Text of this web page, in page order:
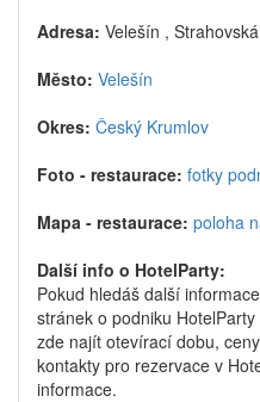
Adresa: Velešín ,
Město: Velešín
Okres: Český Krumlov
Foto - restaurace: fotky
Mapa - restaurace: poloha
Další info o HotelParty:
Pokud hledáš další
stránek o podniku HotelParty
zde najít otevírací dobu,
kontakty pro rezervace v
informace.